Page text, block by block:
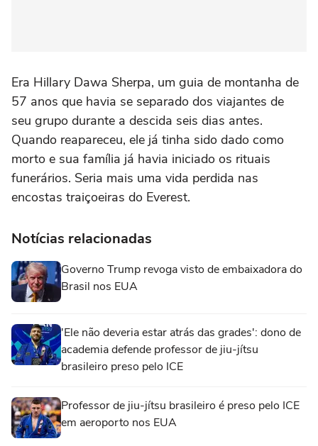
Era Hillary Dawa Sherpa, um guia de montanha de
57 anos que havia se separado dos viajantes de
seu grupo durante a descida seis dias antes.
Quando reapareceu, ele já tinha sido dado como
morto e sua família já havia iniciado os rituais
funerários. Seria mais uma vida perdida nas
encostas traiçoeiras do Everest.
Notícias relacionadas
Governo Trump revoga visto de embaixadora do
Brasil nos EUA
'Ele não deveria estar atrás das grades': dono de
academia defende professor de jiu-jítsu
brasileiro preso pelo ICE
Professor de jiu-jítsu brasileiro é preso pelo ICE
em aeroporto nos EUA